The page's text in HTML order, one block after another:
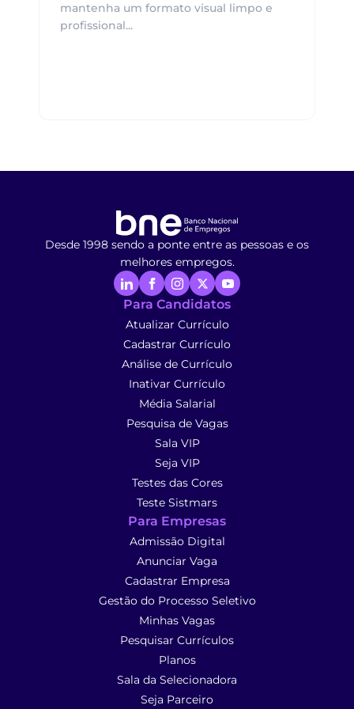
mantenha um formato visual limpo e
profissional...
Desde 1998 sendo a ponte entre as pessoas e os
melhores empregos.
Para Candidatos
Atualizar Currículo
Cadastrar Currículo
Análise de Currículo
Inativar Currículo
Média Salarial
Pesquisa de Vagas
Sala VIP
Seja VIP
Testes das Cores
Teste Sistmars
Para Empresas
Admissão Digital
Anunciar Vaga
Cadastrar Empresa
Gestão do Processo Seletivo
Minhas Vagas
Pesquisar Currículos
Planos
Sala da Selecionadora
Seja Parceiro